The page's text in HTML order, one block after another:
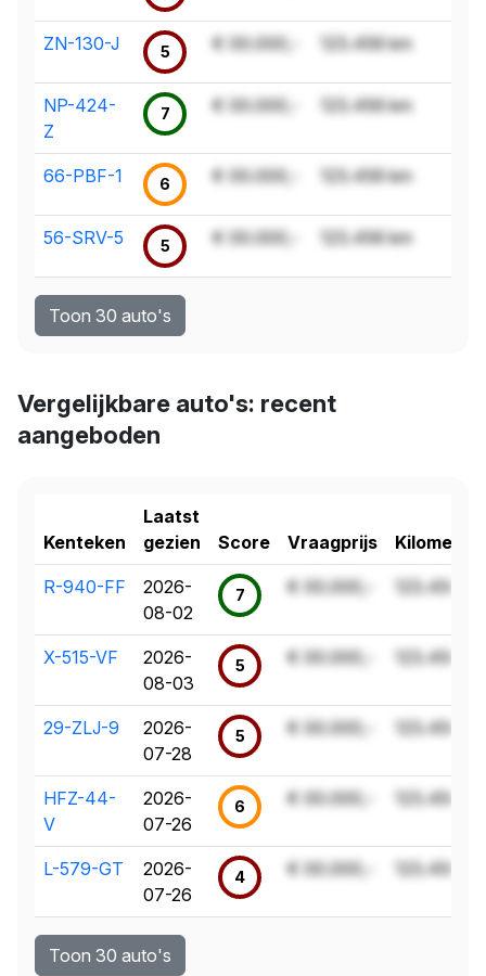
ZN-130-J 5 € 00.000,- 123.456 km
NP-424-
Z
7 € 00.000,- 123.456 km
66-PBF-1 6 € 00.000,- 123.456 km
56-SRV-5 5 € 00.000,- 123.456 km
Toon 30 auto's
Vergelijkbare auto's: recent
aangeboden
Kenteken
Laatst
gezien
Score Vraagprijs
R-940-FF
2026-
08-02
7 € 00.000,- 123.456 km
X-515-VF
2026-
08-03
5 € 00.000,- 123.456 km
29-ZLJ-9
2026-
07-28
5 € 00.000,- 123.456 km
HFZ-44-
V
2026-
07-26
6 € 00.000,- 123.456 km
L-579-GT
2026-
07-26
4 € 00.000,- 123.456 km
Toon 30 auto's